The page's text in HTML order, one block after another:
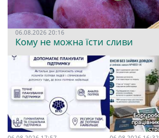
06.08.2026 20:16
Кому не можна їсти сливи